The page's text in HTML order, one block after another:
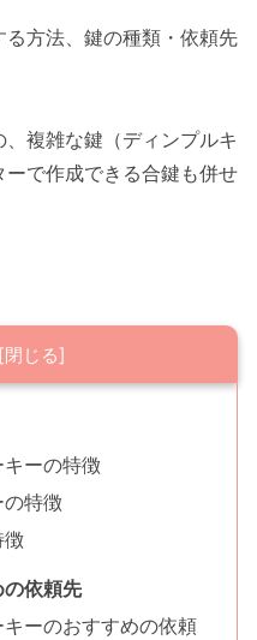
方法、鍵の種類・依頼先
複雑な鍵（ディンプルキ
で作成できる合鍵も併せ
ーの特徴
の特徴
徴
依頼先
ーのおすすめの依頼